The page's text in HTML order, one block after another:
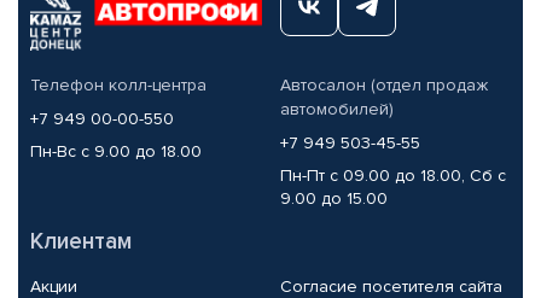
Телефон колл-центра
+7 949 00-00-550
Пн-Вс с 9.00 до 18.00
Автосалон (отдел продаж
автомобилей)
+7 949 503-45-55
Пн-Пт с 09.00 до 18.00, Сб с
9.00 до 15.00
Клиентам
Акции
Согласие посетителя сайта